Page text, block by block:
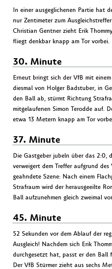
In einer ausgeglichenen Partie hat
nur Zentimeter zum
Christian Gentner zieht Erik
fliegt denkbar knapp am Tor vorbei.
30. Minute
Erneut bringt sich der VfB mit
diesmal von Holger Badstuber, in
den Ball ab, stürmt Richtung
mitgelaufenen Simon Terodde auf.
etwa 13 Metern knapp am Tor
37. Minute
Die Gastgeber jubeln über das 2:0,
verweigert dem Treffer aufgrund
geahndete Szene: Nach einem
Strafraum wird der herausgeeilte
Ball aufzunehmen gleich zweimal
45. Minute
52 Sekunden vor dem Ablauf der
Ausgleich! Nachdem sich Erik
durchgesetzt hat, passt er den
Der VfB Stürmer zieht aus sechs